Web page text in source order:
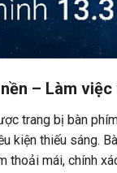
– Làm
trang bị bàn
kiện thiếu sáng.
thoải mái, chính